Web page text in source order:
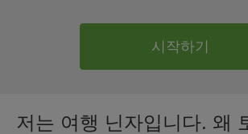
시작하기
저는 여행 닌자입니다. 왜